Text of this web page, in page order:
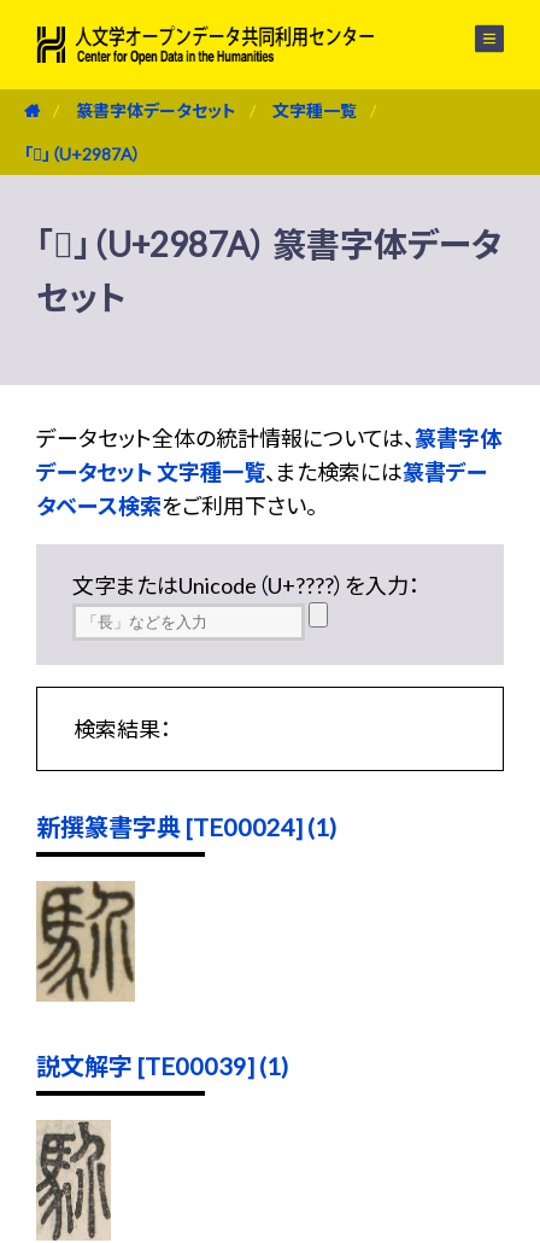
篆書字体データセット 文字種一覧
「𩡺」（U+2987A）
「𩡺」（U+2987A） 篆書字体データ
セット
データセット全体の統計情報については、篆書字体
データセット 文字種一覧、また検索には篆書デー
タベース検索をご利用下さい。
文字またはUnicode（U+????）を入力：
検索結果：
新撰篆書字典 [TE00024] (1)
説文解字 [TE00039] (1)